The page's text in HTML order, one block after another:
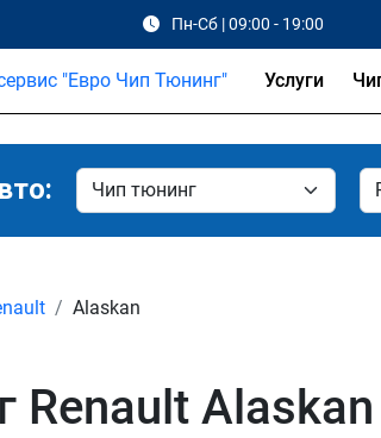
Пн-Сб | 09:00 - 19:00
Услуги
Alaskan
Renault